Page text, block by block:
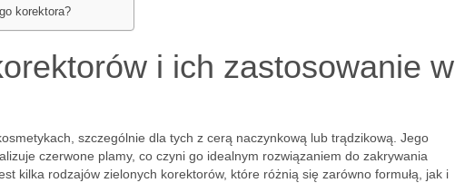
korektora?
i ich zastosowanie w
szczególnie dla tych z cerą naczynkową lub trądzikową. Jego
czerwone plamy, co czyni go idealnym rozwiązaniem do zakrywania
kilka rodzajów zielonych korektorów, które różnią się zarówno formułą, jak i